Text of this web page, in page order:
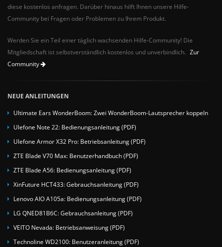
diese kostenlos anfragen. Darüber hinaus hilft Ihnen unsere Hilfe-
Community bei Fragen oder Problemen zu Ihrem Produkt.
Werden Sie ein Teil einer täglich wachsenden Hilfe-Community! Die
Mitgliedschaft ist selbstverständlich kostenlos und unverbindlich. Zur
Community
NEUE ANLEITUNGEN
Ultimate Ears WonderBoom: Zwei WonderBoom-Lautsprecher koppeln
Ulefone Note 22: Bedienungsanleitung (PDF)
Ulefone Armor X32 Pro: Betriebsanleitung (PDF)
ZTE Blade V70 Max: Benutzerhandbuch (PDF)
ZTE Blade A56: Bedienungsanleitung (PDF)
XinFuture HCT433: Gebrauchsanleitung (PDF)
Lenovo AIO A105a: Bedienungsanleitung (PDF)
LG QNED81B6C: Gebrauchsanleitung (PDF)
VEITO Nevada: Betriebsanweisung (PDF)
Technoline WD2100: Benutzeranleitung (PDF)